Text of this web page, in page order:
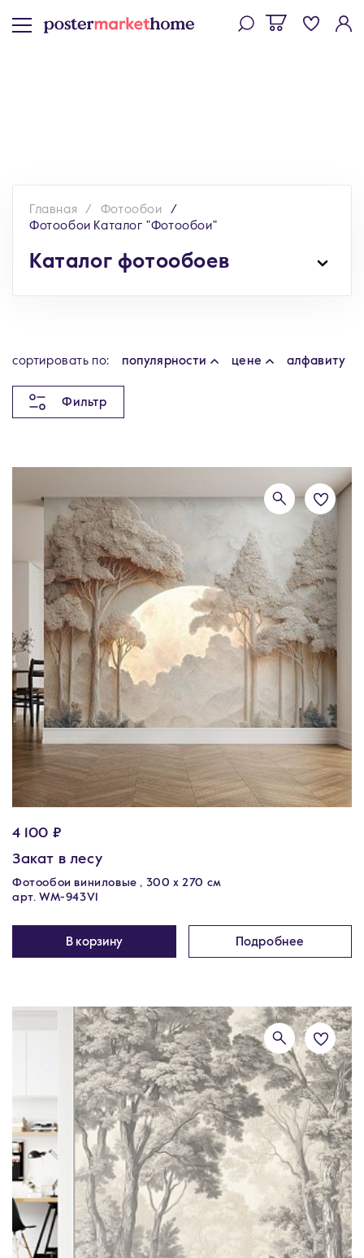
Главная
Фотообои
Фотообои Каталог "Фотообои"
Каталог фотообоев
cортировать по: популярности цене алфавиту
Фильтр
4 100 ₽
Закат в лесу
Фотообои виниловые , 300 х 270 см
арт. WM-943V1
В корзину Подробнее